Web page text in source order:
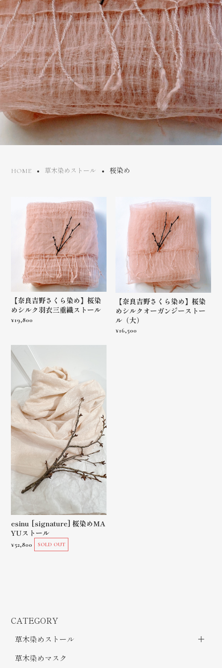
CATEGORY
草木染めストール
草木染めマスク
HOME 草木染めストール 桜染め
【奈良吉野さくら染め】桜染
めシルク羽衣三重織ストール
¥19,800
【奈良吉野さくら染め】桜染
めシルクオーガンジーストー
ル（大）
¥16,500
esinu [signature] 桜染めMA
YUストール
¥52,800 SOLD OUT